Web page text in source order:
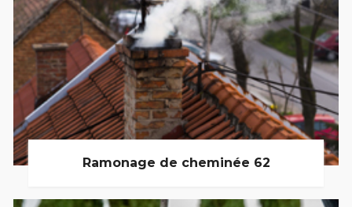
Ramonage de cheminée 62